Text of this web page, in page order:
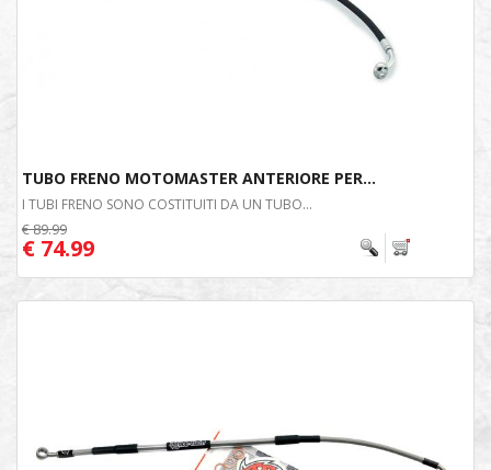
TUBO FRENO MOTOMASTER ANTERIORE PER...
I TUBI FRENO SONO COSTITUITI DA UN TUBO...
€ 89.99
€ 74.99